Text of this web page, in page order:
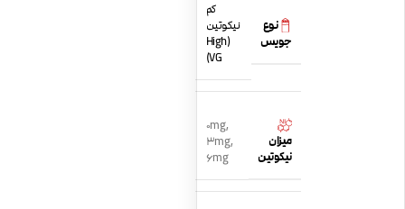
نوع
جویس
کم
نیکوتین
(High
VG)
میزان
نیکوتین
0mg,
3mg,
6mg